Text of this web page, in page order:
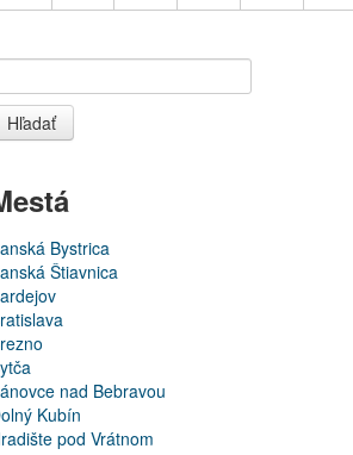
Hľadať
Bystrica
Štiavnica
nad Bebravou
Kubín
pod Vrátnom